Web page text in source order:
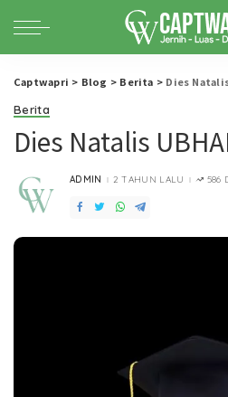
Captwapri > Blog > Berita > Dies
Berita
Dies Natalis
POSTED
ADMIN 2 TAHUN LALU 586